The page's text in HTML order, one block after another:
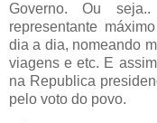
Governo. Ou
representante
dia a dia, nomeando
viagens e etc. E
na Republica
pelo voto do povo.